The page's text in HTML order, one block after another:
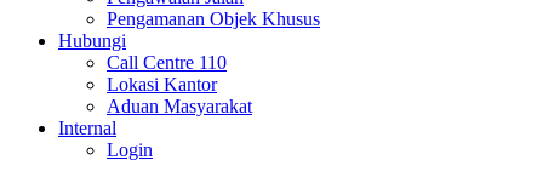
Pengamanan Objek Khusus
Hubungi
Call Centre 110
Lokasi Kantor
Aduan Masyarakat
Internal
Login